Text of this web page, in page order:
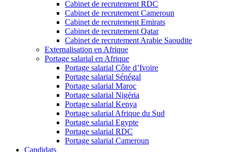
Cabinet de recrutement RDC
Cabinet de recrutement Cameroun
Cabinet de recrutement Emirats
Cabinet de recrutement Qatar
Cabinet de recrutement Arabie Saoudite
Externalisation en Afrique
Portage salarial en Afrique
Portage salarial Côte d’Ivoire
Portage salarial Sénégal
Portage salarial Maroc
Portage salarial Nigéria
Portage salarial Kenya
Portage salarial Afrique du Sud
Portage salarial Egypte
Portage salarial RDC
Portage salarial Cameroun
Candidats